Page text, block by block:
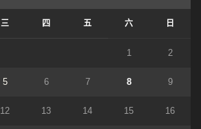
三 四 五 六 日
1 2
5 6 7 8 9
12 13 14 15 16